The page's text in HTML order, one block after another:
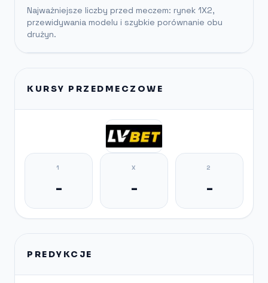
Najważniejsze liczby przed meczem: rynek 1X2,
przewidywania modelu i szybkie porównanie obu
drużyn.
KURSY PRZEDMECZOWE
1
-
X
-
2
-
PREDYKCJE